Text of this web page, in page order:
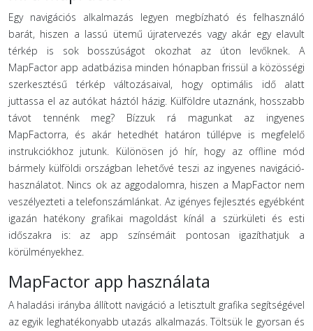
Egy navigációs alkalmazás legyen megbízható és felhasználó
barát, hiszen a lassú ütemű újratervezés vagy akár egy elavult
térkép is sok bosszúságot okozhat az úton levőknek. A
MapFactor app adatbázisa minden hónapban frissül a közösségi
szerkesztésű térkép változásaival, hogy optimális idő alatt
juttassa el az autókat háztól házig. Külföldre utaznánk, hosszabb
távot tennénk meg? Bízzuk rá magunkat az ingyenes
MapFactorra, és akár hetedhét határon túllépve is megfelelő
instrukciókhoz jutunk. Különösen jó hír, hogy az offline mód
bármely külföldi országban lehetővé teszi az ingyenes navigáció-
használatot. Nincs ok az aggodalomra, hiszen a MapFactor nem
veszélyezteti a telefonszámlánkat. Az igényes fejlesztés egyébként
igazán hatékony grafikai magoldást kínál a szürkületi és esti
időszakra is: az app színsémáit pontosan igazíthatjuk a
körülményekhez.
MapFactor app használata
A haladási irányba állított navigáció a letisztult grafika segítségével
az egyik leghatékonyabb utazás alkalmazás. Töltsük le gyorsan és